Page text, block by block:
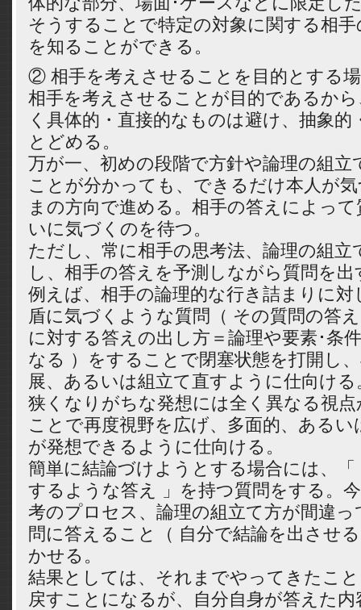
そうすることで特定の対象に関する相
を知ることができる。
② 相手を考えさせることを目的とする
相手を考えさせることが目的であるか
く具体的・直接的なものは避け、抽象的
とどめる。
万が一、初めの段階で方針や論理の組立
ことが分かっても、できるだけ本人が
まの方向で進める。相手の答えによっ
いに気づくのを待つ。
ただし、常に相手の思考法、論理の組立
し、相手の答えを予測しながら質問を
例えば、相手の論理的な行き詰まりに対
盾に気づくような質問（ その質問の答
に対する答えの出し方＝論理や要素･条
なる ）をすることで閉塞状態を打開し
展、あるいは組立て直すように仕向ける
狭くなりがちな発想には全く異なる視
ことで再度視野を広げ、多面的、あるい
が発想できるように仕向ける。
簡単に結論づけようとする場合には、
するような答え 」を持つ質問をする。
考のプロセス、論理の組立て方が間違
問に答えること（ 自分で結論を出させ
かせる。
結果としては、それまでやってきたこ
戻すことになるが、自分自身が答えた